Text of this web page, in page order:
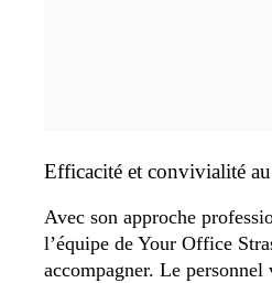
Efficacité et convivialité
Avec son approche
l’équipe de Your Office
accompagner. Le